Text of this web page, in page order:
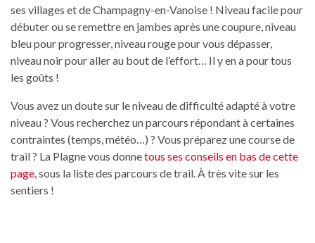
ses villages et de Champagny-en-Vanoise ! Niveau facile pour
débuter ou se remettre en jambes après une coupure, niveau
bleu pour progresser, niveau rouge pour vous dépasser,
niveau noir pour aller au bout de l’effort… Il y en a pour tous
les goûts !
Vous avez un doute sur le niveau de difficulté adapté à votre
niveau ? Vous recherchez un parcours répondant à certaines
contraintes (temps, météo…) ? Vous préparez une course de
trail ? La Plagne vous donnetous ses conseils en bas de cette
page, sous la liste des parcours de trail. À très vite sur les
sentiers !